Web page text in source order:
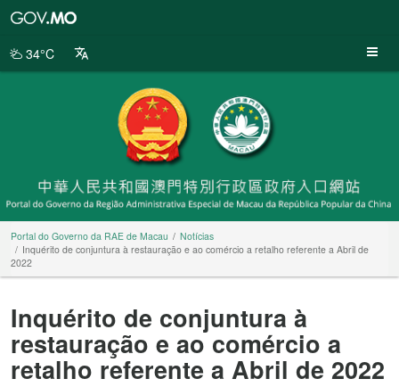
da
34°C
Portal do Governo da RAE de Macau
Notícias
Inquérito de conjuntura à restauração e ao comércio a retalho referente a Abril de
2022
Inquérito de conjuntura à
restauração e ao comércio a
retalho referente a Abril de 2022